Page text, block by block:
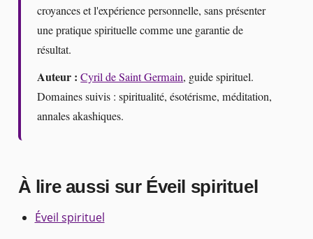
croyances et l'expérience personnelle, sans présenter
une pratique spirituelle comme une garantie de
résultat.
Auteur : Cyril de Saint Germain, guide spirituel.
Domaines suivis : spiritualité, ésotérisme, méditation,
annales akashiques.
À lire aussi sur Éveil spirituel
Éveil spirituel